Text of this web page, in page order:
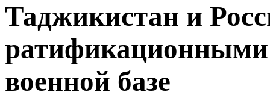
Таджикистан и
военной базе